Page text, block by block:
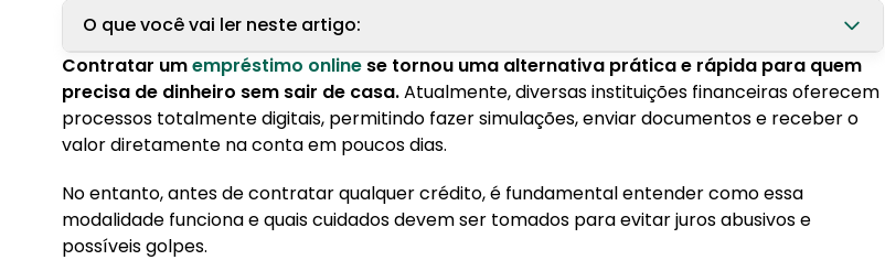
O que você vai ler neste artigo:
1. O que é um empréstimo online?
1.1. Como funciona um empréstimo online?
2. Posso contratar empréstimo consignado online?
2.1. Onde simular consignado online?
2.2. Precisa ter margem para empréstimo consignado online?
Contratar umempréstimo online se tornou uma alternativa prática e rápida para quem
precisa de dinheiro sem sair de casa.Atualmente, diversas instituições financeiras oferecem
processos totalmente digitais, permitindo fazer simulações, enviar documentos e receber o
valor diretamente na conta em poucos dias.
No entanto, antes de contratar qualquer crédito, é fundamental entender como essa
modalidade funciona e quais cuidados devem ser tomados para evitar juros abusivos e
possíveis golpes.